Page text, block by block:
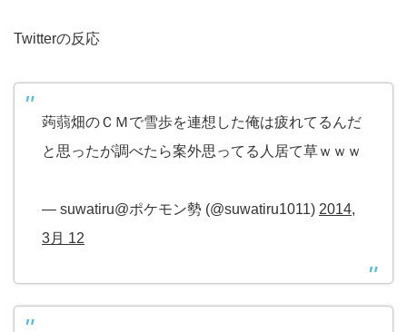
Twitterの反応
蒟蒻畑のＣＭで雪歩を連想した俺は疲れてるんだ
と思ったが調べたら案外思ってる人居て草ｗｗｗ
— suwatiru@ポケモン勢 (@suwatiru1011) 2014,
3月 12